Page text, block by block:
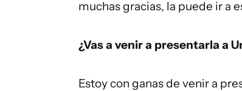
muchas gracias, la puede ir a
¿Vas a venir a presentarla a
Estoy con ganas de venir a